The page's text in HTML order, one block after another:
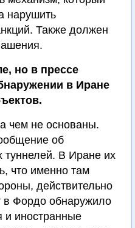
нарушить
Также должен
но в прессе
в Иране
чем не основаны.
об
туннелей. В Иране их
что именно там
действительно
в Фордо обнаружило
иностранные